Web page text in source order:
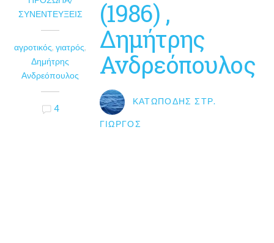
ΣΥΝΕΝΤΕΎΞΕΙΣ
αγροτικός,γιατρός,
Δημήτρης
Ανδρεόπουλος
4
(1986) ,
Δημήτρης
Ανδρεόπουλος
ΚΑΤΩΠΌΔΗΣ ΣΤΡ.
ΓΙΏΡΓΟΣ